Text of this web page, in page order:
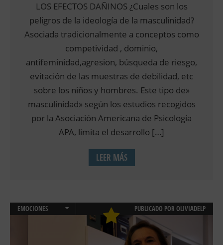
LOS EFECTOS DAÑINOS ¿Cuales son los
peligros de la ideología de la masculinidad?
Asociada tradicionalmente a conceptos como
competividad , dominio,
antifeminidad,agresion, búsqueda de riesgo,
evitación de las muestras de debilidad, etc
sobre los niños y hombres. Este tipo de»
masculinidad» según los estudios recogidos
por la Asociación Americana de Psicología
APA, limita el desarrollo […]
LEER MÁS
EMOCIONES
PUBLICADO POR OLIVIADELP